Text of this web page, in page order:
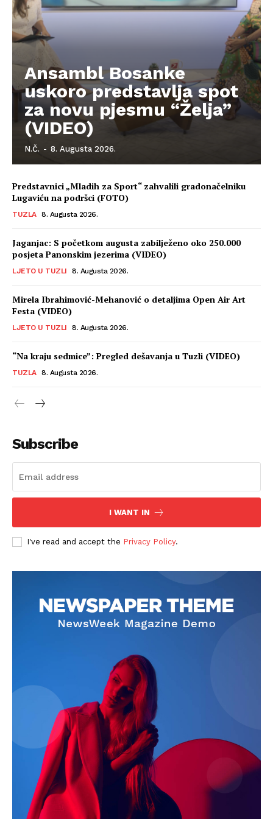
Kontakt
Impressum
Ansambl Bosanke
uskoro predstavlja spot
za novu pjesmu “Želja”
(VIDEO)
N.Č. - 8. Augusta 2026.
Predstavnici „Mladih za Sport“ zahvalili gradonačelniku
Lugaviću na podršci (FOTO)
TUZLA 8. Augusta 2026.
Jaganjac: S početkom augusta zabilježeno oko 250.000
posjeta Panonskim jezerima (VIDEO)
LJETO U TUZLI 8. Augusta 2026.
Mirela Ibrahimović-Mehanović o detaljima Open Air Art
Festa (VIDEO)
LJETO U TUZLI 8. Augusta 2026.
“Na kraju sedmice”: Pregled dešavanja u Tuzli (VIDEO)
TUZLA 8. Augusta 2026.
Subscribe
I WANT IN
I've read and accept the Privacy Policy.